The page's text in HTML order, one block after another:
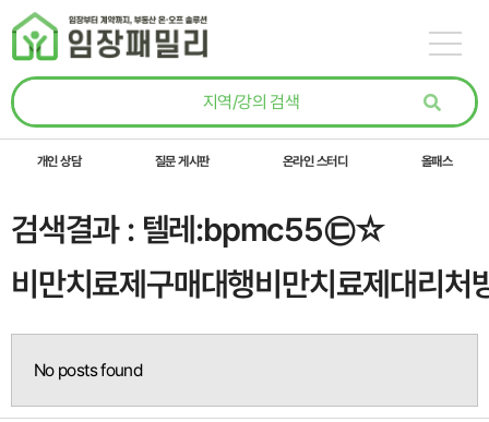
콘텐츠로
건너뛰기
개인 상담 질문 게시판 온라인 스터디 올패스
검색결과 : 텔레:bpmc55㉢☆
비만치료제구매대행비만치료제대리처
No posts found